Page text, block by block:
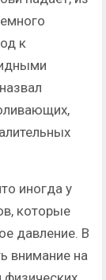
к
иногда у
которые
давление. В
внимание на